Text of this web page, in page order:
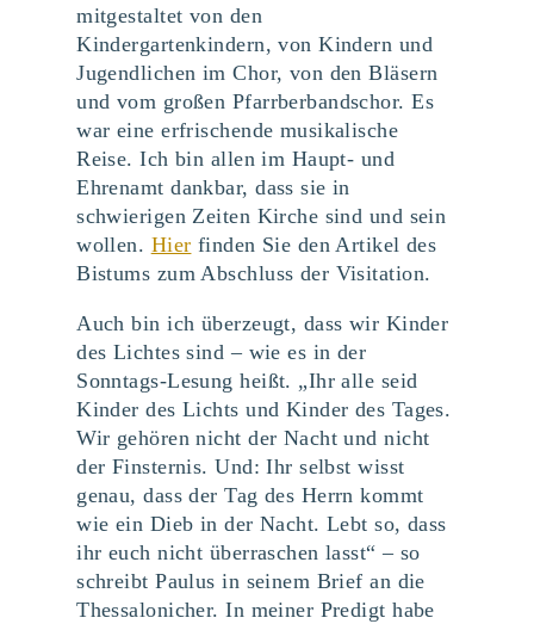
mitgestaltet von den
Kindergartenkindern, von Kindern und
Jugendlichen im Chor, von den Bläsern
und vom großen Pfarrberbandschor. Es
war eine erfrischende musikalische
Reise. Ich bin allen im Haupt- und
Ehrenamt dankbar, dass sie in
schwierigen Zeiten Kirche sind und sein
wollen. Hier finden Sie den Artikel des
Bistums zum Abschluss der Visitation.
Auch bin ich überzeugt, dass wir Kinder
des Lichtes sind – wie es in der
Sonntags-Lesung heißt. „Ihr alle seid
Kinder des Lichts und Kinder des Tages.
Wir gehören nicht der Nacht und nicht
der Finsternis. Und: Ihr selbst wisst
genau, dass der Tag des Herrn kommt
wie ein Dieb in der Nacht. Lebt so, dass
ihr euch nicht überraschen lasst“ – so
schreibt Paulus in seinem Brief an die
Thessalonicher. In meiner Predigt habe